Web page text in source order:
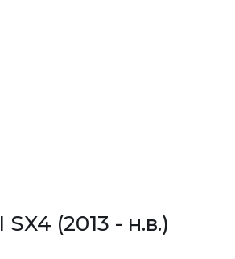
(2013 - н.в.)